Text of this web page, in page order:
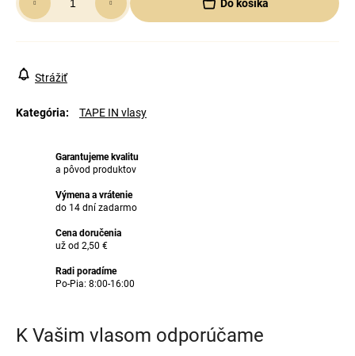
cena:
Do košíka
Kategória: TAPE IN vlasy
Strážiť
Garantujeme kvalitu
a pôvod produktov
Výmena a vrátenie
do 14 dní zadarmo
Cena doručenia
už od 2,50 €
Radi poradíme
Po-Pia: 8:00-16:00
K Vašim vlasom odporúčame